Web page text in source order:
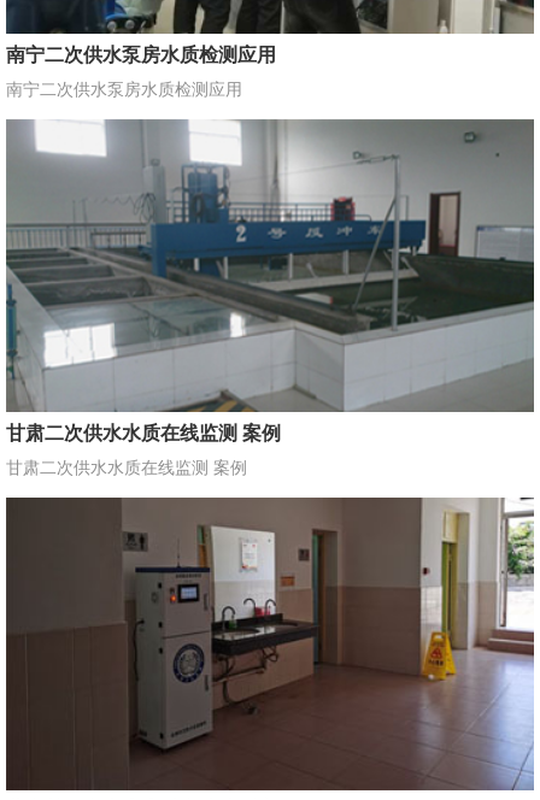
南宁二次供水泵房水质检测应用
南宁二次供水泵房水质检测应用
甘肃二次供水水质在线监测 案例
甘肃二次供水水质在线监测 案例